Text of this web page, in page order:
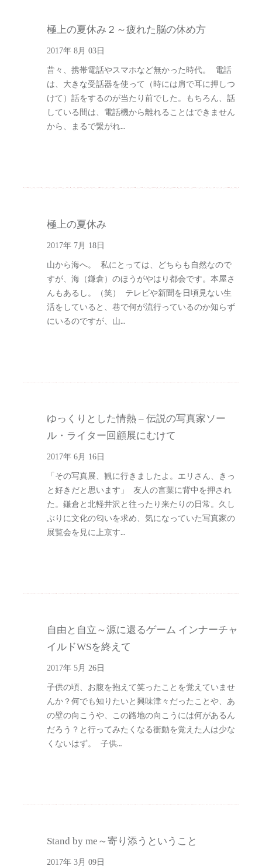
極上の夏休み２～疲れた脳の休め方
2017年 8月 03日
昔々、携帯電話やスマホなど無かった時代。 電話
は、大きな受話器を使って（時には肩で耳に押しつ
けて）話をするのが当たり前でした。もちろん、話
している間は、電話機から離れることはできません
から、まるで繋がれ…
極上の夏休み
2017年 7月 18日
山から海へ。 私にとっては、どちらも自然なので
すが、海（鎌倉）のほうがやはり都会です。本屋さ
んもあるし。（笑） テレビや新聞を日頃見ない生
活をしていると、巷で何が流行っているのか知らず
にいるのですが、山…
ゆっくりとした情熱 – 伝説の写真家ソー
ル・ライター回顧展にむけて
2017年 6月 16日
「その写真展、観に行きましたよ。エリさん、きっ
と好きだと思います」 友人の言葉に背中を押され
た。鎌倉と北軽井沢と往ったり来たりの日常。久し
ぶりに文化の匂いを求め、気になっていた写真家の
展覧会を見に上京す…
自由と自立～源に還るゲーム インナーチャ
イルドWSを終えて
2017年 5月 26日
子供の頃、お腹を抱えて笑ったことを覚えていませ
んか？何でも知りたいと興味津々だったことや、あ
の壁の向こうや、この路地の向こうには何があるん
だろう？と行ってみたくなる衝動を覚えた人は少な
くないはず。 子供…
Stand by me～寄り添うということ
2017年 3月 09日
8/6 ワークショップ準備中